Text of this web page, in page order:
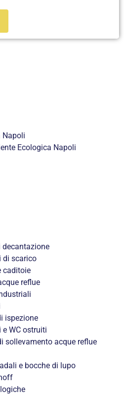
Napoli
Ecologica Napoli
decantazione
di scarico
caditoie
reflue
ispezione
WC ostruiti
sollevamento acque reflue
e bocche di lupo